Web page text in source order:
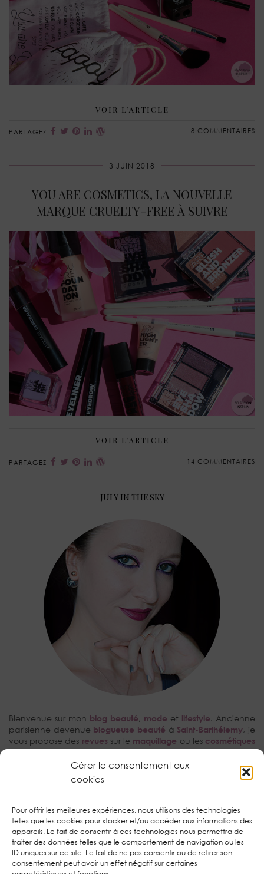
Gérer le consentement aux
cookies
Pour offrir les meilleures expériences, nous utilisons des technologies
telles que les cookies pour stocker et/ou accéder aux informations des
appareils. Le fait de consentir à ces technologies nous permettra de
traiter des données telles que le comportement de navigation ou les
ID uniques sur ce site. Le fait de ne pas consentir ou de retirer son
consentement peut avoir un effet négatif sur certaines
VOIR L’ARTICLE
PARTAGEZ 8 COMMENTAIRES
3 JUIN 2018
YOU ARE COSMETICS, LA NOUVELLE
MARQUE CRUELTY-FREE À SUIVRE
VOIR L’ARTICLE
PARTAGEZ 14 COMMENTAIRES
JULY IN THE SKY
Bienvenue sur mon blog beauté, mode et lifestyle. Ancienne
parisienne devenue blogueuse beauté à Saint-Barthélemy, je
vous propose des revues sur le maquillage ou les cosmétiques
avec une prédilection pour lestutoriels make-upet la